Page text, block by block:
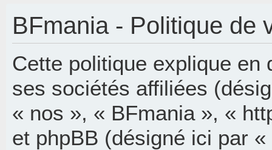
BFmania - Politique de
Cette politique explique en
ses sociétés affiliées
« nos », « BFmania », «
et phpBB (désigné ici par